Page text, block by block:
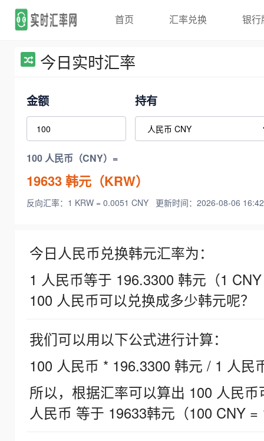
首页 汇率兑换 银行
今日实时汇率
金额 持有
100 人民币（CNY）=
19633韩元（KRW）
反向汇率：1 KRW = 0.0051 CNY 更新时间：2026-08-06
今日人民币兑换韩元汇率为：
1 人民币等于 196.3300 韩元（1
100 人民币可以兑换成多少韩元呢？
我们可以用以下公式进行计算：
100 人民币 * 196.3300 韩元 / 1 人民
所以，根据汇率可以算出 100 人民
人民币 等于 19633韩元（100 CNY =